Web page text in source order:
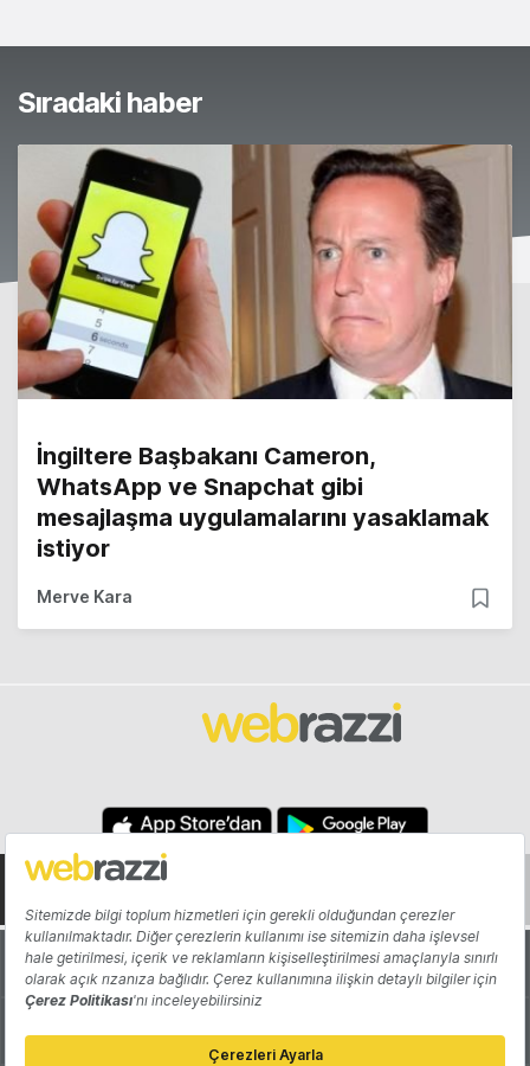
Sıradaki haber
İngiltere Başbakanı Cameron,
WhatsApp ve Snapchat gibi
mesajlaşma uygulamalarını yasaklamak
istiyor
Merve Kara
Hakkında Yazarlar
Katkıda Bulun Reklam